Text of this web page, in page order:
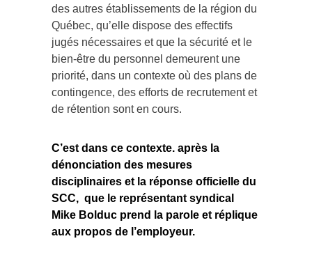
des autres établissements de la région du
Québec, qu’elle dispose des effectifs
jugés nécessaires et que la sécurité et le
bien-être du personnel demeurent une
priorité, dans un contexte où des plans de
contingence, des efforts de recrutement et
de rétention sont en cours.
C’est dans ce contexte. après la
dénonciation des mesures
disciplinaires et la réponse officielle du
SCC, que le représentant syndical
Mike Bolduc prend la parole et réplique
aux propos de l’employeur.